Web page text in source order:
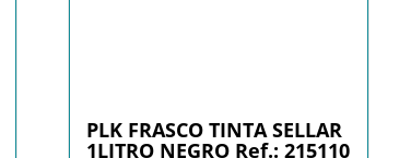
PLK FRASCO TINTA SELLAR
1LITRO NEGRO Ref.: 215110